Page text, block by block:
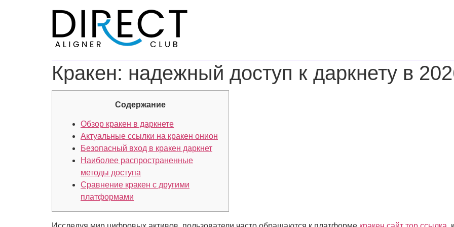
Кракен: надежный доступ к даркнету в
Содержание
Обзор кракен в даркнете
Актуальные ссылки на кракен онион
Безопасный вход в кракен даркнет
Наиболее распространенные
методы доступа
Сравнение кракен с другими
платформами